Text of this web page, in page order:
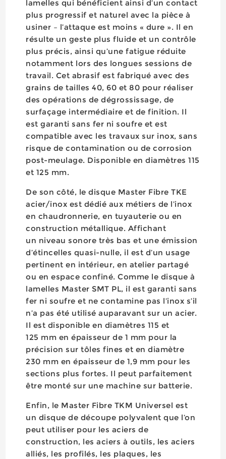
lamelles qui bénéficient ainsi d’un contact
plus progressif et naturel avec la pièce à
usiner – l’attaque est moins « dure ». Il en
résulte un geste plus fluide et un contrôle
plus précis, ainsi qu’une fatigue réduite
notamment lors des longues sessions de
travail. Cet abrasif est fabriqué avec des
grains de tailles 40, 60 et 80 pour réaliser
des opérations de dégrossissage, de
surfaçage intermédiaire et de finition. Il
est garanti sans fer ni soufre et est
compatible avec les travaux sur inox, sans
risque de contamination ou de corrosion
post-meulage. Disponible en diamètres 115
et 125 mm.
De son côté, le disque Master Fibre TKE
acier/inox est dédié aux métiers de l’inox
en chaudronnerie, en tuyauterie ou en
construction métallique. Affichant
un niveau sonore très bas et une émission
d’étincelles quasi-nulle, il est d’un usage
pertinent en intérieur, en atelier partagé
ou en espace confiné. Comme le disque à
lamelles Master SMT PL, il est garanti sans
fer ni soufre et ne contamine pas l’inox s’il
n’a pas été utilisé auparavant sur un acier.
Il est disponible en diamètres 115 et
125 mm en épaisseur de 1 mm pour la
précision sur tôles fines et en diamètre
230 mm en épaisseur de 1,9 mm pour les
sections plus fortes. Il peut parfaitement
être monté sur une machine sur batterie.
Enfin, le Master Fibre TKM Universel est
un disque de découpe polyvalent que l’on
peut utiliser pour les aciers de
construction, les aciers à outils, les aciers
alliés, les profilés, les plaques, les